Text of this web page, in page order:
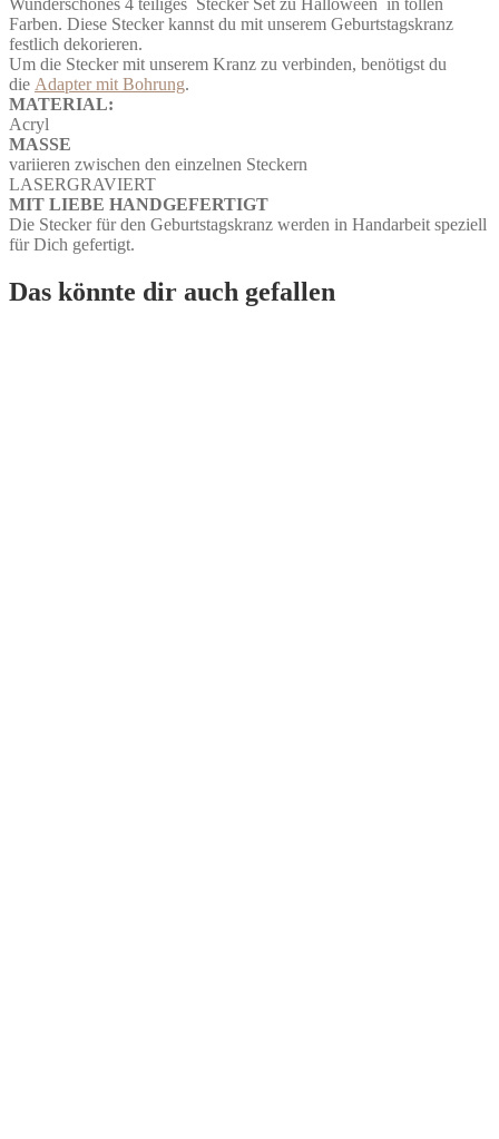
Menge
Wunderschönes 4 teiliges Stecker Set zu Halloween in tollen
Farben. Diese Stecker kannst du mit unserem Geburtstagskranz
festlich dekorieren.
Um die Stecker mit unserem Kranz zu verbinden, benötigst du
die Adapter mit Bohrung.
MATERIAL:
Acryl
MASSE
variieren zwischen den einzelnen Steckern
LASERGRAVIERT
MIT LIEBE HANDGEFERTIGT
Die Stecker für den Geburtstagskranz werden in Handarbeit speziell
für Dich gefertigt.
Das könnte dir auch gefallen